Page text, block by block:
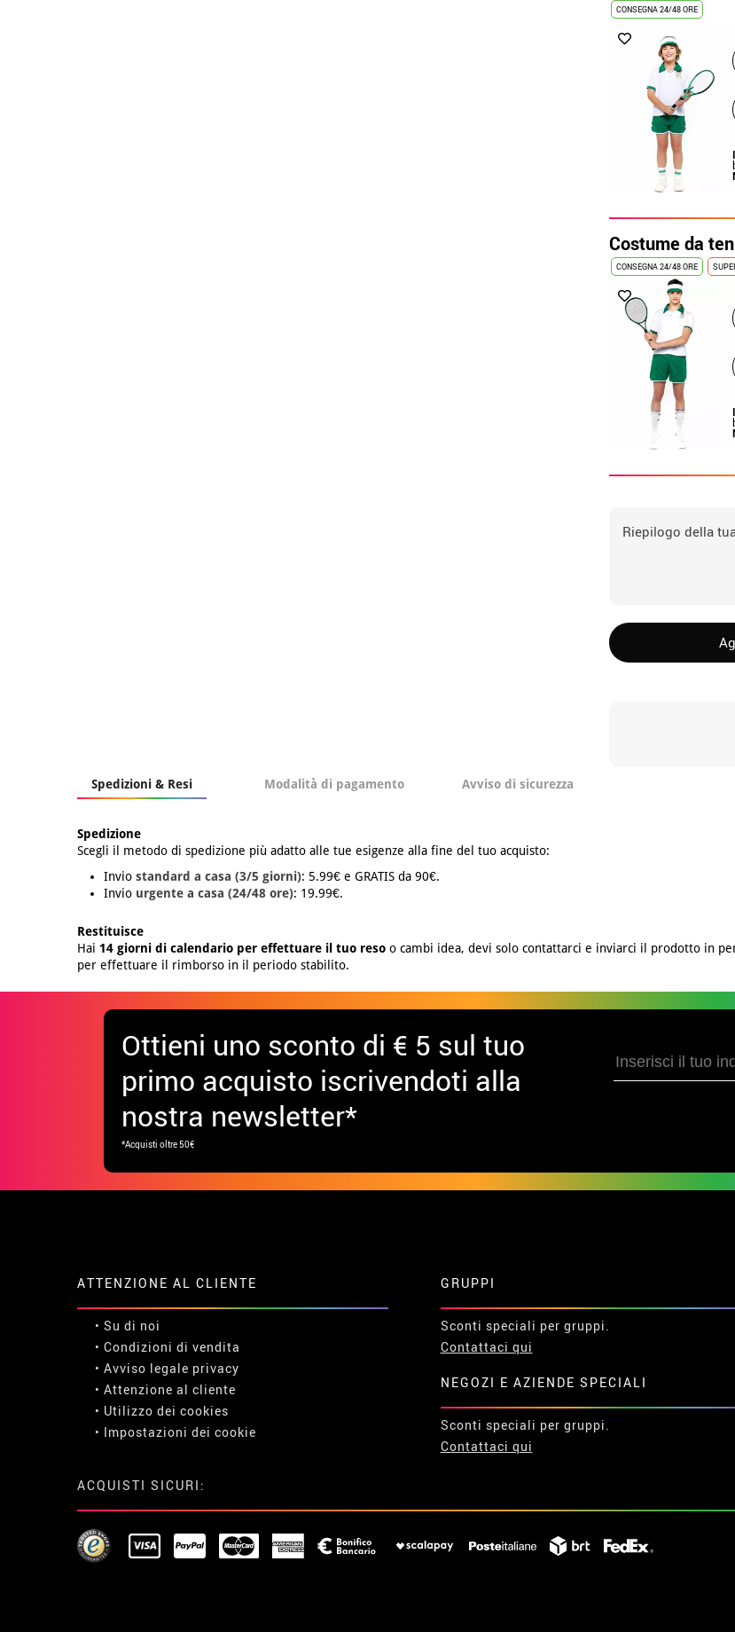
CONSEGNA 24/48 ORE
Costume da
CONSEGNA 24/48 ORE
Riepilogo della
Spedizioni & Resi Modalità di pagamento Avviso di sicurezza
Spedizione
Scegli il metodo di spedizione più adatto alle tue esigenze alla fine del tuo acquisto:
Invio standard a casa (3/5 giorni): 5.99€ e GRATIS da 90€.
Invio urgente a casa (24/48 ore): 19.99€.
Restituisce
Hai 14 giorni di calendario per effettuare il tuo reso o cambi idea, devi solo contattarci e inviarci il prodotto in
per effettuare il rimborso in il periodo stabilito.
Ottieni uno sconto di € 5 sul tuo
primo acquisto iscrivendoti alla
nostra newsletter*
*Acquisti oltre 50€
ATTENZIONE AL CLIENTE
• Su di noi
• Condizioni di vendita
• Avviso legale privacy
• Attenzione al cliente
• Utilizzo dei cookies
• Impostazioni dei cookie
GRUPPI
Sconti speciali per gruppi.
Contattaci qui
NEGOZI E AZIENDE SPECIALI
Sconti speciali per gruppi.
Contattaci qui
ACQUISTI SICURI: